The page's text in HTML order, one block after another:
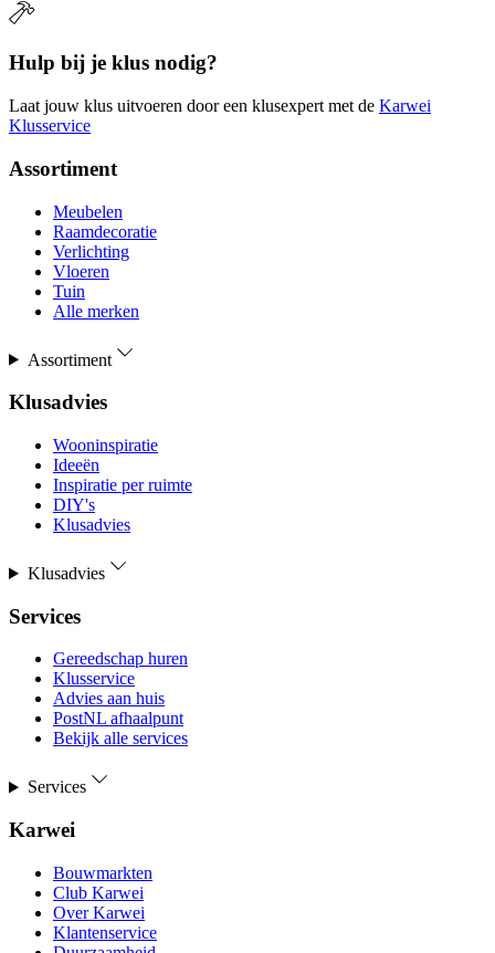
Hulp bij je klus nodig?
Laat jouw klus uitvoeren door een klusexpert met de Karwei
Klusservice
Assortiment
Meubelen
Raamdecoratie
Verlichting
Vloeren
Tuin
Alle merken
Assortiment
Klusadvies
Wooninspiratie
Ideeën
Inspiratie per ruimte
DIY's
Klusadvies
Klusadvies
Services
Gereedschap huren
Klusservice
Advies aan huis
PostNL afhaalpunt
Bekijk alle services
Services
Karwei
Bouwmarkten
Club Karwei
Over Karwei
Klantenservice